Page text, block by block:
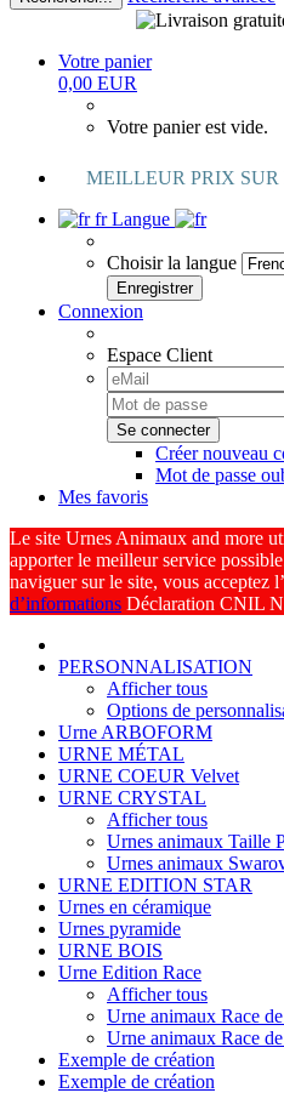
Votre panier
0,00 EUR
Votre panier est vide.
MEILLEUR PRIX
frLangue
Choisir la langue
Connexion
Espace Client
Créer nouveau
Mot de passe
Mes favoris
Le site Urnes Animaux and more
apporter le meilleur service
naviguer sur le site, vous acceptez
d’informations Déclaration CNIL
PERSONNALISATION
Afficher tous
Options de
Urne ARBOFORM
URNE MÉTAL
URNE COEUR Velvet
URNE CRYSTAL
Afficher tous
Urnes animaux Taille
Urnes animaux
URNE EDITION STAR
Urnes en céramique
Urnes pyramide
URNE BOIS
Urne Edition Race
Afficher tous
Urne animaux Race
Urne animaux Race
Exemple de création
Exemple de création